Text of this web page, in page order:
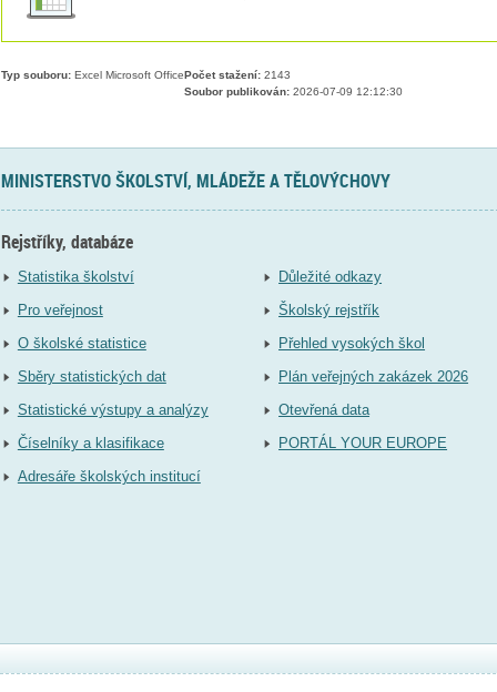
Typ souboru:Excel Microsoft Office Počet stažení:2143
Soubor publikován:2026-07-09 12:12:30
MINISTERSTVO ŠKOLSTVÍ, MLÁDEŽE A TĚLOVÝCHOVY
Rejstříky, databáze
Statistika školství
Pro veřejnost
O školské statistice
Sběry statistických dat
Statistické výstupy a analýzy
Číselníky a klasifikace
Adresáře školských institucí
Důležité odkazy
Školský rejstřík
Přehled vysokých škol
Plán veřejných zakázek 2026
Otevřená data
PORTÁL YOUR EUROPE